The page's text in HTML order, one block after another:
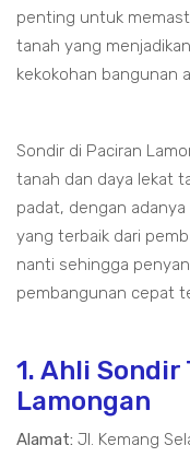
penting untuk
tanah yang
kekokohan bangunan
Sondir di Paciran
tanah dan daya lekat
padat, dengan adanya
yang terbaik dari
nanti sehingga
pembangunan cepat
1. Ahli Sondir
Lamongan
Alamat: Jl. Kemang